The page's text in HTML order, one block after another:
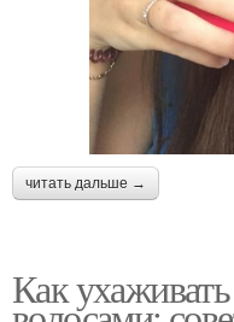
читать дальше →
Как